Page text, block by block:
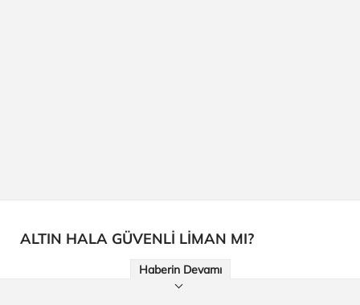
ALTIN HALA GÜVENLİ LİMAN MI?
Haberin Devamı